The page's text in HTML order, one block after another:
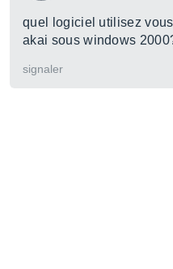
quel logiciel utilisez
akai sous windows
signaler